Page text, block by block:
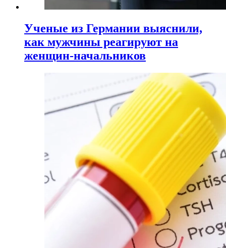
Ученые из Германии выяснили,
как мужчины реагируют на
женщин-начальников